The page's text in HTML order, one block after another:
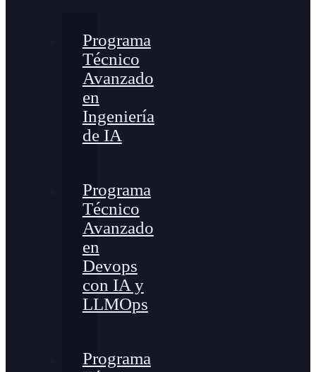
Programa
Técnico
Avanzado
en
Ingeniería
de IA
Programa
Técnico
Avanzado
en
Devops
con IA y
LLMOps
Programa